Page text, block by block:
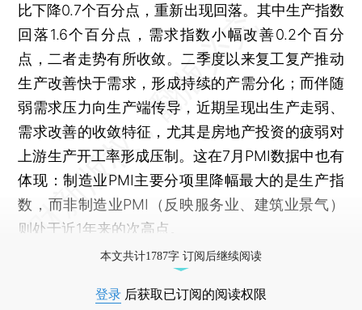
比下降0.7个百分点，重新出现回落。其中生产指数
回落1.6个百分点，需求指数小幅改善0.2个百分
点，二者走势有所收敛。二季度以来复工复产推动
生产改善快于需求，形成持续的产需分化；而伴随
弱需求压力向生产端传导，近期呈现出生产走弱、
需求改善的收敛特征，尤其是房地产投资的疲弱对
上游生产开工率形成压制。这在7月PMI数据中也有
体现：制造业PMI主要分项里降幅最大的是生产指
数，而非制造业PMI（反映服务业、建筑业景气）
则处于近1年来的次高点。
本文共计1787字 订阅后继续阅读
登录 后获取已订阅的阅读权限